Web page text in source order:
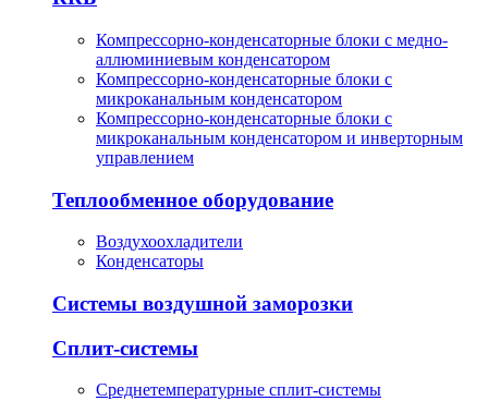
Компрессорно-конденсаторные блоки с медно-
аллюминиевым конденсатором
Компрессорно-конденсаторные блоки с
микроканальным конденсатором
Компрессорно-конденсаторные блоки с
микроканальным конденсатором и инверторным
управлением
Теплообменное оборудование
Воздухоохладители
Конденсаторы
Системы воздушной заморозки
Сплит-системы
Среднетемпературные сплит-системы